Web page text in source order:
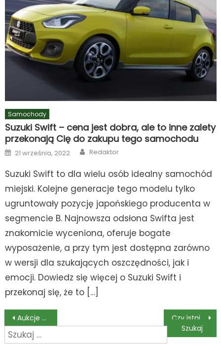
Samochody
Suzuki Swift – cena jest dobra, ale to inne zalety
przekonają Cię do zakupu tego samochodu
Posted
on
21 września, 2022 Author
Redaktor
Suzuki Swift to dla wielu osób idealny samochód
miejski. Kolejne generacje tego modelu tylko
ugruntowały pozycję japońskiego producenta w
segmencie B. Najnowsza odsłona Swifta jest
znakomicie wyceniona, oferuje bogate
wyposażenie, a przy tym jest dostępna zarówno
w wersji dla szukających oszczędności, jak i
emocji. Dowiedz się więcej o Suzuki Swift i
przekonaj się, że to […]
Nawigacja
wpisu
Aukcje samochodów w USA. Czy to się opłaca?
Szukaj: